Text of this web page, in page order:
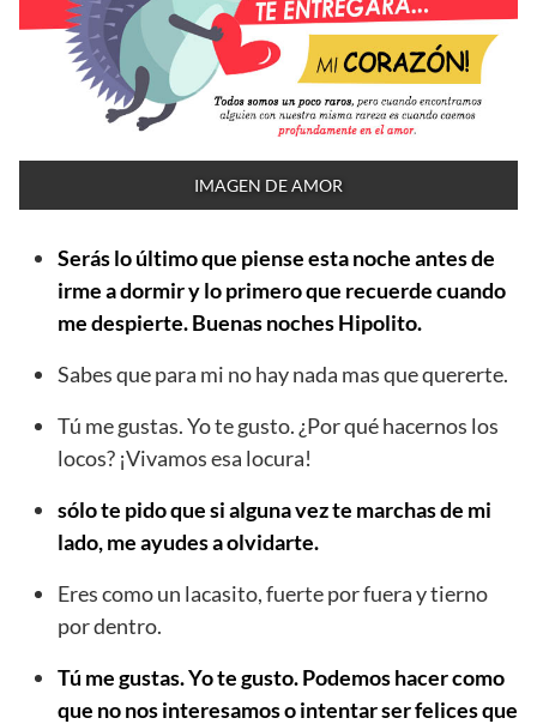
IMAGEN DE AMOR
Serás lo último que piense esta noche antes de
irme a dormir y lo primero que recuerde cuando
me despierte. Buenas noches Hipolito.
Sabes que para mi no hay nada mas que quererte.
Tú me gustas. Yo te gusto. ¿Por qué hacernos los
locos? ¡Vivamos esa locura!
sólo te pido que si alguna vez te marchas de mi
lado, me ayudes a olvidarte.
Eres como un lacasito, fuerte por fuera y tierno
por dentro.
Tú me gustas. Yo te gusto. Podemos hacer como
que no nos interesamos o intentar ser felices que